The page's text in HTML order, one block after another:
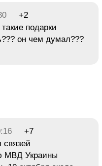
+2
подарки
он чем думал???
+7
связей
МВД Украины